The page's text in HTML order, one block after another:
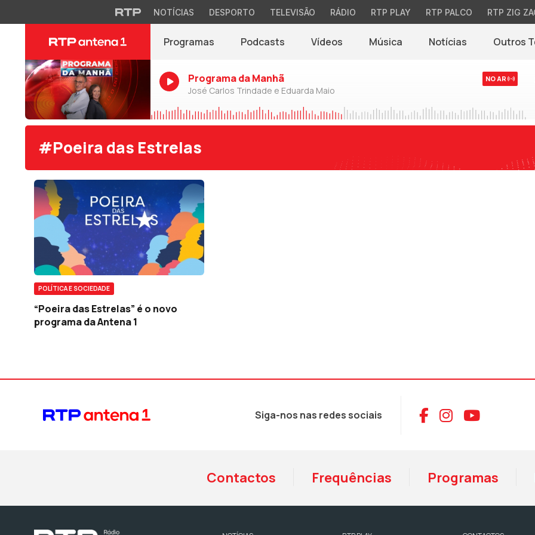
NOTÍCIAS DESPORTO TELEVISÃO RÁDIO RTP PLAY RTP PALCO RTP ZIG
Programas Podcasts Vídeos Música Notícias(abre em nova
Outros
Programa da Manhã
José Carlos Trindade e Eduarda Maio
NO AR
#Poeira das Estrelas
POLÍTICA E SOCIEDADE
“Poeira das Estrelas” é o novo
programa da Antena 1
Siga-nos nas redes sociais Aceder ao
Aceder ao
Aceder
Contactos Frequências Programas